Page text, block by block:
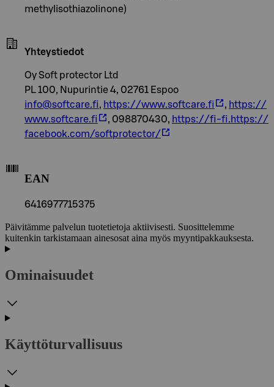
methylisothiazolinone)
Yhteystiedot
Oy Soft protector Ltd
PL 100, Nupurintie 4, 02761 Espoo
info@softcare.fi, https://www.softcare.fi , https://
www.softcare.fi
, 098870430, https://fi-fi.https://
facebook.com/softprotector/
EAN
6416977715375
Päivitämme palvelun tuotetietoja aktiivisesti. Suosittelemme
kuitenkin tarkistamaan ainesosat aina myös myyntipakkauksesta.
Ominaisuudet
Käyttöturvallisuus